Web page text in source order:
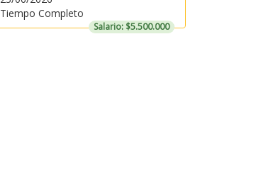
Tiempo Completo
Salario: $5.500.000